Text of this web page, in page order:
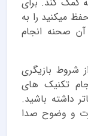
میکنید را به
صحنه انجام
شروط بازیگری
تکنیک های
داشته باشید.
و وضوح صدا